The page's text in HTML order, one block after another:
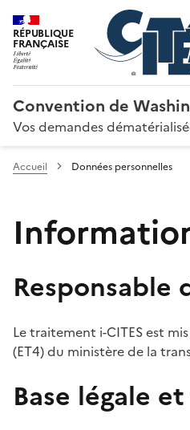
RÉPUBLIQUE
FRANÇAISE
Convention de
Vos demandes
Accueil Données personnelles
Le traitement i-CITES est
(ET4) du ministère de la
Base légale